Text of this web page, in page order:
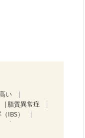
い
脂質異常症
IBS）